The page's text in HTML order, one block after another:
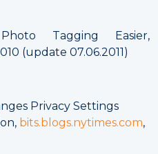
Tagging Easier,
(update 07.06.2011)
Privacy Settings
bits.blogs.nytimes.com,